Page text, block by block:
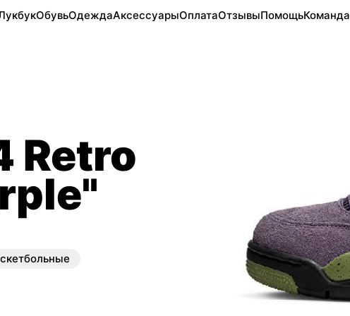
ОбувьОдеждаАксессуарыОплатаОтзывыПомощьКоманда
Retro